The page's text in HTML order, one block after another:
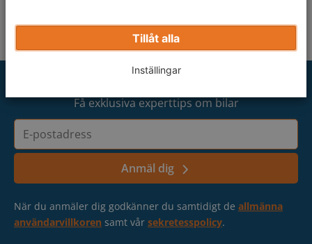
Fyll i din bils information
Boka tid på en station nära dig
och fortsätt rakt fram i 1,8km.
Sväng vänster in på Fagerstagatan.
Kör 350 meter längst Fagerstagatan så ligger vi på
höger sida.
Stockholm-Sollentuna
Stockholm-Arlandastad
Stationer Spånga Stockholm-Spånga
Anmäl dig till vårt nyhetsbrev
Få exklusiva experttips om bilar
Anmäl dig
När du anmäler dig godkänner du samtidigt de allmänna
användarvillkoren samt vår sekretesspolicy.
Tillåt alla
Inställingar